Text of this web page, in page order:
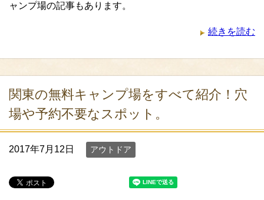
ャンプ場の記事もあります。
続きを読む
関東の無料キャンプ場をすべて紹介！穴
場や予約不要なスポット。
2017年7月12日 アウトドア